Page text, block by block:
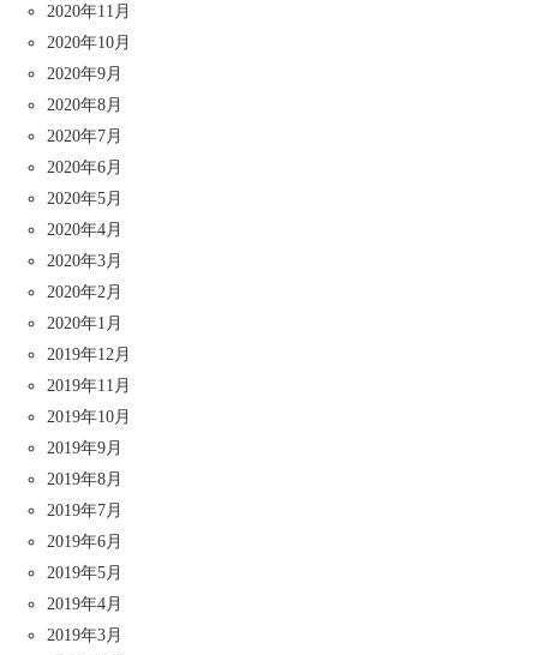
2020年11月
2020年10月
2020年9月
2020年8月
2020年7月
2020年6月
2020年5月
2020年4月
2020年3月
2020年2月
2020年1月
2019年12月
2019年11月
2019年10月
2019年9月
2019年8月
2019年7月
2019年6月
2019年5月
2019年4月
2019年3月